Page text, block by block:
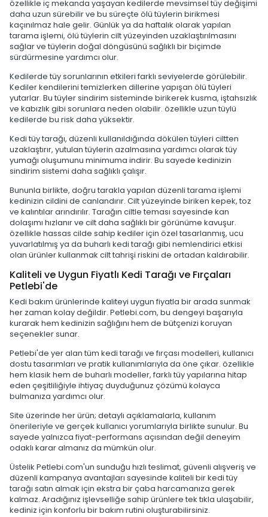
özellikle iç mekanda yaşayan kedilerde mevsimsel tüy değişimi
daha uzun sürebilir ve bu süreçte ölü tüylerin birikmesi
kaçınılmaz hale gelir. Günlük ya da haftalık olarak yapılan
tarama işlemi, ölü tüylerin cilt yüzeyinden uzaklaştırılmasını
sağlar ve tüylerin doğal döngüsünü sağlıklı bir biçimde
sürdürmesine yardımcı olur.
Kedilerde tüy sorunlarının etkileri farklı seviyelerde görülebilir.
Kediler kendilerini temizlerken dillerine yapışan ölü tüyleri
yutarlar. Bu tüyler sindirim sisteminde birikerek kusma, iştahsızlık
ve kabızlık gibi sorunlara neden olabilir. özellikle uzun tüylü
kedilerde bu risk daha yüksektir.
Kedi tüy tarağı, düzenli kullanıldığında dökülen tüyleri ciltten
uzaklaştırır, yutulan tüylerin azalmasına yardımcı olarak tüy
yumağı oluşumunu minimuma indirir. Bu sayede kedinizin
sindirim sistemi daha sağlıklı çalışır.
Bununla birlikte, doğru tarakla yapılan düzenli tarama işlemi
kedinizin cildini de canlandırır. Cilt yüzeyinde biriken kepek, toz
ve kalıntılar arındırılır. Tarağın ciltle teması sayesinde kan
dolaşımı hızlanır ve cilt daha sağlıklı bir görünüme kavuşur.
özellikle hassas cilde sahip kediler için özel tasarlanmış, ucu
yuvarlatılmış ya da buharlı kedi tarağı gibi nemlendirici etkisi
olan ürünler kullanmak cilt tahrişi riskini de ortadan kaldırabilir.
Kaliteli ve Uygun Fiyatlı Kedi Tarağı ve Fırçaları
Petlebi'de
Kedi bakım ürünlerinde kaliteyi uygun fiyatla bir arada sunmak
her zaman kolay değildir. Petlebi.com, bu dengeyi başarıyla
kurarak hem kedinizin sağlığını hem de bütçenizi koruyan
seçenekler sunar.
Petlebi'de yer alan tüm kedi tarağı ve fırçası modelleri, kullanıcı
dostu tasarımları ve pratik kullanımlarıyla da öne çıkar. özellikle
hem klasik hem de buharlı modeller, farklı tüy yapılarına hitap
eden çeşitliliğiyle ihtiyaç duyduğunuz çözümü kolayca
bulmanıza yardımcı olur.
Site üzerinde her ürün; detaylı açıklamalarla, kullanım
önerileriyle ve gerçek kullanıcı yorumlarıyla birlikte sunulur. Bu
sayede yalnızca fiyat-performans açısından değil deneyim
odaklı karar almanız da mümkün olur.
Üstelik Petlebi.com'un sunduğu hızlı teslimat, güvenli alışveriş ve
düzenli kampanya avantajları sayesinde kaliteli bir kedi tüy
tarağı satın almak için ekstra bir çaba harcamanıza gerek
kalmaz. Aradığınız işlevselliğe sahip ürünlere tek tıkla ulaşabilir,
kediniz için konforlu bir bakım rutini oluşturabilirsiniz.